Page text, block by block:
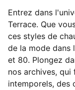
Entrez dans
Terrace. Que
ces styles de
de la mode dans
et 80. Plongez
nos archives,
intemporels, des